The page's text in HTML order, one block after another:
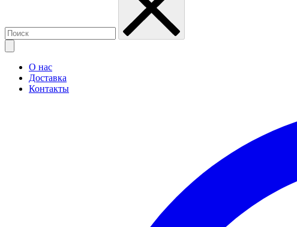
О нас
Доставка
Контакты